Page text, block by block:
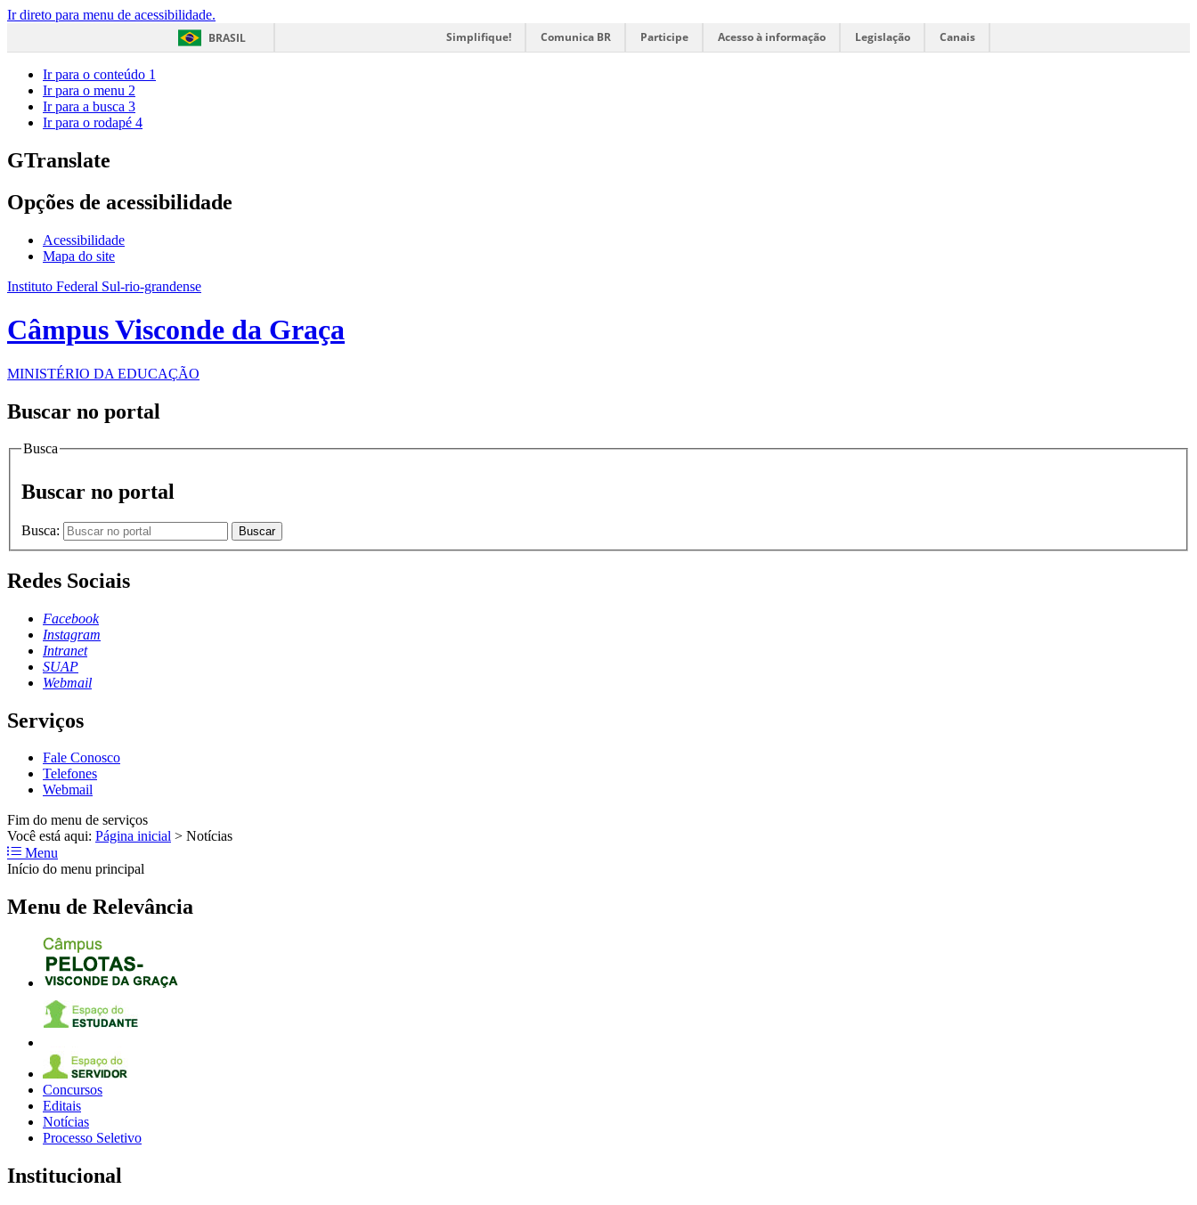
Ir direto para menu de acessibilidade.
BRASIL
Simplifique! Comunica BR Participe Acesso à informação Legislação Canais
Ir para o conteúdo 1
Ir para o menu 2
Ir para a busca 3
Ir para o rodapé 4
GTranslate
Opções de acessibilidade
Acessibilidade
Mapa do site
Instituto Federal Sul-rio-grandense
Câmpus Visconde da Graça
MINISTÉRIO DA EDUCAÇÃO
Buscar no portal
Busca
Buscar no portal
Busca: Buscar
Redes Sociais
Facebook
Instagram
Intranet
SUAP
Webmail
Serviços
Fale Conosco
Telefones
Webmail
Fim do menu de serviços
Você está aqui: Página inicial > Notícias
Menu
Início do menu principal
Menu de Relevância
Concursos
Editais
Notícias
Processo Seletivo
Institucional